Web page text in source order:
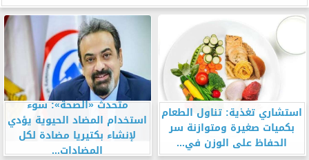
استشاري تغذية: تناول الطعام
بكميات صغيرة ومتوازنة سر
الحفاظ على الوزن في...
متحدث «الصحة»: سوء
استخدام المضاد الحيوية يؤدي
لإنشاء بكتيريا مضادة لكل
المضادات...